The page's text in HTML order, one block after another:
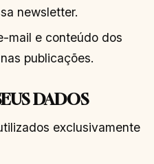
newsletter.
mail e conteúdo dos
publicações.
DADOS
exclusivamente